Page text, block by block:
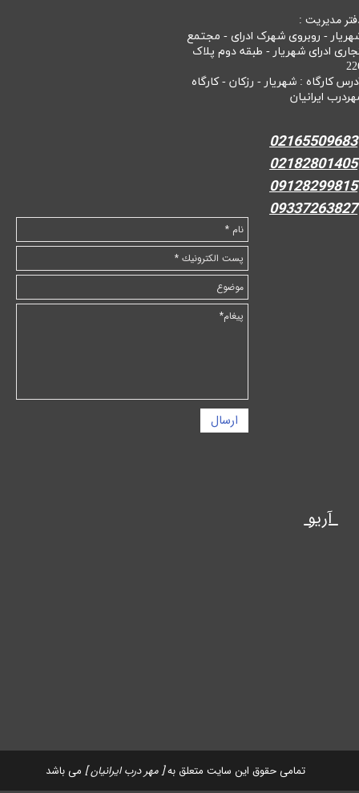
ارسال
تمامی حقوق این سایت متعلق به[ مهر درب ایرانیان ] می باشد
مدیریت :
- روبروی شهرک ادرای - مجتمع
ادرای شهریار - طبقه دوم پلاک
کارگاه : شهریار - رزکان - کارگاه
ایرانیان
02165509683
02182801405
09128299815
09337263827
آریو